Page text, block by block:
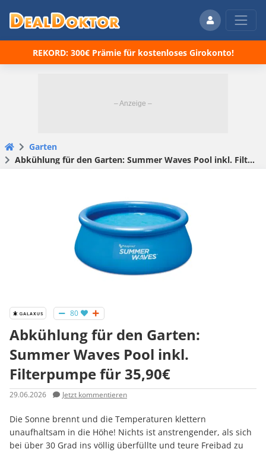
REKORD: 300€ Prämie für kostenloses Girokonto!
Garten
Abkühlung für den Garten: Summer Waves Pool inkl. Filterpumpe für 35,90€
80
Abkühlung für den Garten:
Summer Waves Pool inkl.
Filterpumpe für 35,90€
29.06.2026 Jetzt kommentieren
Die Sonne brennt und die Temperaturen klettern
unaufhaltsam in die Höhe! Nichts ist anstrengender, als sich
bei über 30 Grad ins völlig überfüllte und teure Freibad zu